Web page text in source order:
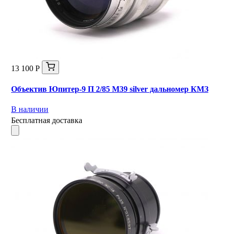
13 100 Р
Объектив Юпитер-9 П 2/85 М39 silver дальномер КМЗ
В наличии
Бесплатная доставка